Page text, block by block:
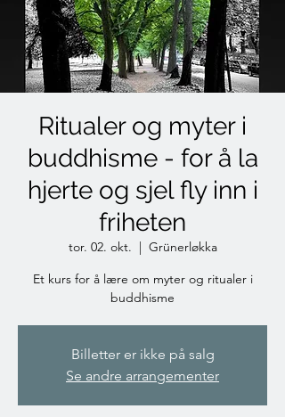
Ritualer og myter i
buddhisme - for å la
hjerte og sjel fly inn i
friheten
tor. 02. okt.
  |
Grünerløkka
Et kurs for å lære om myter og ritualer i
buddhisme
Billetter er ikke på salg
Se andre arrangementer